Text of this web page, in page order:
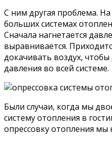
С ним другая проблема.
больших системах
Сначала нагнетается
выравнивается.
докачивать воздух,
давления во всей системе.
Были случаи, когда мы
систему отопления в
опрессовку отопления мы